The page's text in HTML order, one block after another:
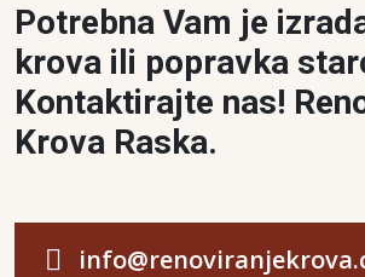
Potrebna Vam je
krova ili popravka
Kontaktirajte nas!
Krova Raska.